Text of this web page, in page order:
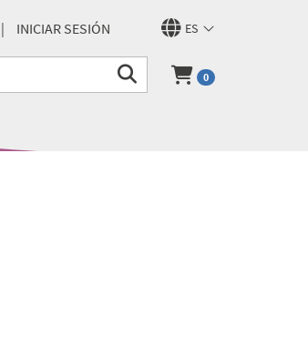
ES
INICIAR SESIÓN
0